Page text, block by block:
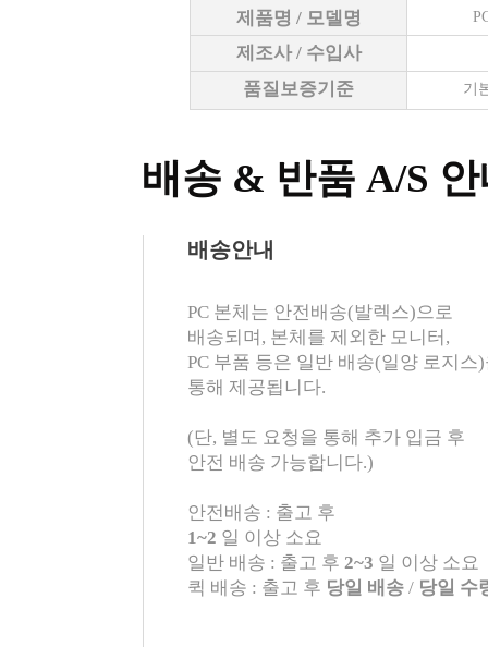
배송 & 반품 A/S
PC 본체는 안전배송(발렉스)으로
배송되며, 본체를 제외한 모니터,
PC 부품 등은 일반 배송(일양 로지스
통해 제공됩니다.
(단, 별도 요청을 통해 추가 입금 후
안전 배송 가능합니다.)
안전배송 : 출고 후
1~2 일 이상 소요
일반 배송 : 출고 후 2~3 일 이상 소요
퀵 배송 : 출고 후 당일 배송 / 당일 수
배송안내
제품명 / 모델명
제조사 / 수입사
품질보증기준
기